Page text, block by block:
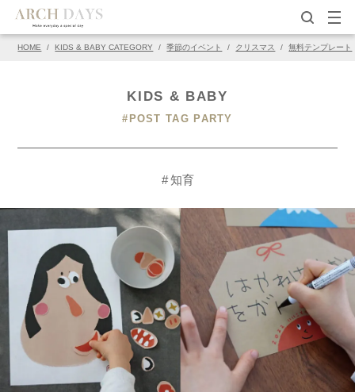
HOME / KIDS & BABY CATEGORY / 季節のイベント / クリスマス / 無料テンプレート
KIDS & BABY
#POST TAG PARTY
# 知育